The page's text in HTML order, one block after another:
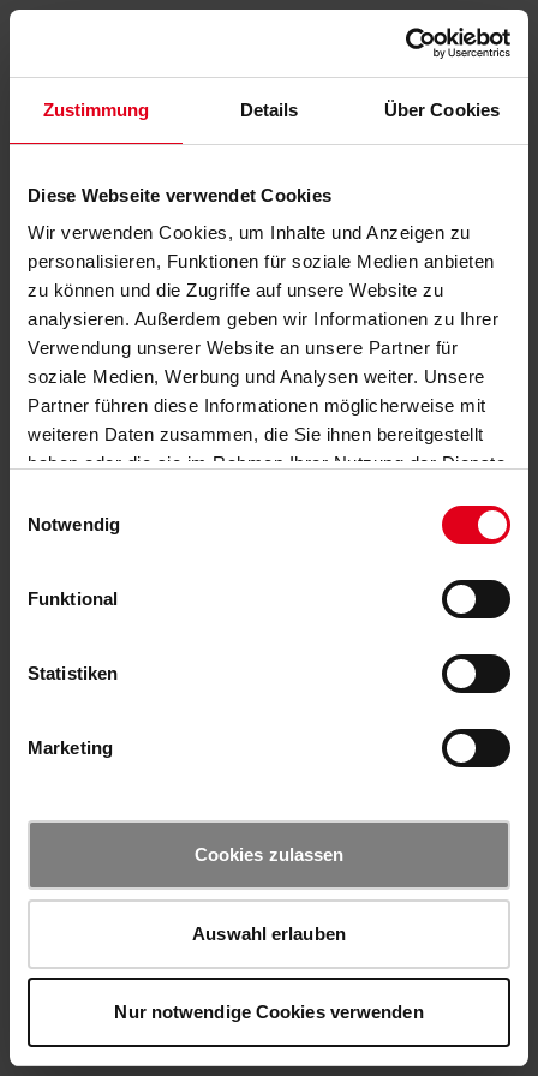
Zustimmung Details Über Cookies
Diese Webseite verwendet Cookies
Wir verwenden Cookies, um Inhalte und Anzeigen zu
personalisieren, Funktionen für soziale Medien anbieten
zu können und die Zugriffe auf unsere Website zu
analysieren. Außerdem geben wir Informationen zu Ihrer
Verwendung unserer Website an unsere Partner für
soziale Medien, Werbung und Analysen weiter. Unsere
Partner führen diese Informationen möglicherweise mit
weiteren Daten zusammen, die Sie ihnen bereitgestellt
haben oder die sie im Rahmen Ihrer Nutzung der Dienste
Notwendig
Funktional
Statistiken
Marketing
Cookies zulassen
Auswahl erlauben
Nur notwendige Cookies verwenden